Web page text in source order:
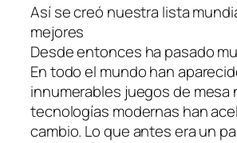
Así se creó nuestra lista
mejores
Desde entonces ha pasado
En todo el mundo han
innumerables juegos de mesa
tecnologías modernas han
cambio. Lo que antes era un